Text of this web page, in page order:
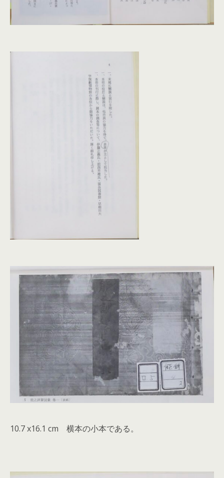
10.7 x16.1 cm 横本の小本である。